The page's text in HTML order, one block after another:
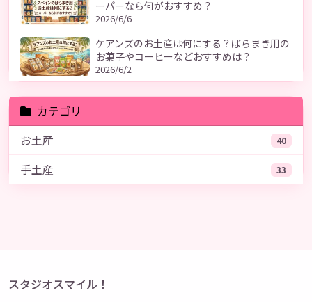
ーパーなら何がおすすめ？
2026/6/6
ケアンズのお土産は何にする？ばらまき用の
お菓子やコーヒーなどおすすめは？
2026/6/2
カテゴリ
お土産
40
手土産 33
スタジオスマイル！